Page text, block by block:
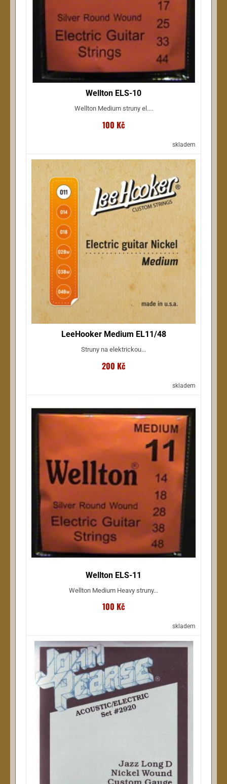
Wellton ELS-10
Wellton Medium struny el....
100 Kč
skladem
LeeHooker Medium EL11/48
Struny na elektrickou...
200 Kč
skladem
Wellton ELS-11
Wellton Medium Heavy struny...
100 Kč
skladem